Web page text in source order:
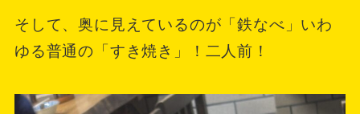
そして、奥に見えているのが「鉄なべ」いわ
ゆる普通の「すき焼き」！二人前！